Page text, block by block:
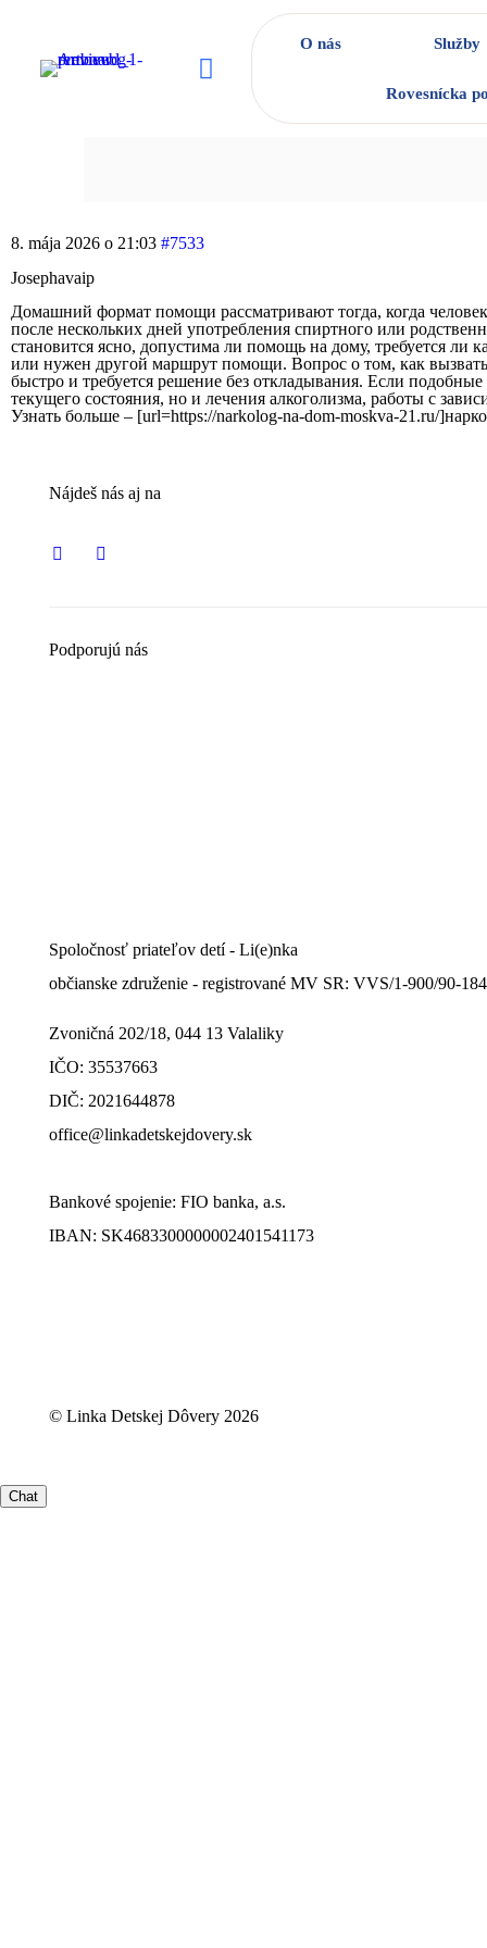
O nás Služby
Rovesnícka
8. mája 2026 o 21:03 #7533
Josephavaip
Домашний формат помощи рассматривают тогда, когда
после нескольких дней употребления спиртного или
становится ясно, допустима ли помощь на дому, требуется
или нужен другой маршрут помощи. Вопрос о том, как вызвать
быстро и требуется решение без откладывания. Если
текущего состояния, но и лечения алкоголизма, работы с
Узнать больше – [url=https://narkolog-na-dom-moskva-21.ru/
Nájdeš nás aj na
Podporujú nás
Spoločnosť priateľov detí - Li(e)nka
občianske združenie - registrované MV SR: VVS/1-900/90-
Zvoničná 202/18, 044 13 Valaliky
IČO: 35537663
DIČ: 2021644878
office@linkadetskejdovery.sk
Bankové spojenie: FIO banka, a.s.
IBAN: SK46833000000­02401541173
© Linka Detskej Dôvery 2026